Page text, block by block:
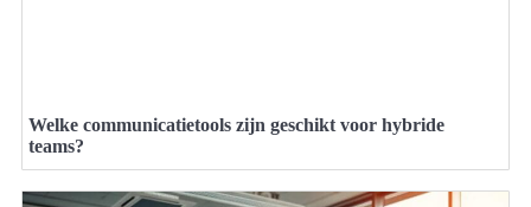
Welke communicatietools zijn geschikt voor hybride
teams?